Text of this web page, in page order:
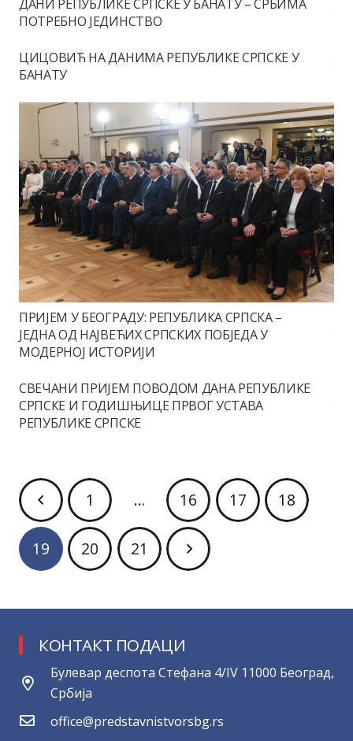
ДАНИ РЕПУБЛИКЕ СРПСКЕ У БАНАТУ – СРБИМА
ПОТРЕБНО ЈЕДИНСТВО
ЦИЦОВИЋ НА ДАНИМА РЕПУБЛИКЕ СРПСКЕ У
БАНАТУ
ПРИЈЕМ У БЕОГРАДУ: РЕПУБЛИКА СРПСКА –
ЈЕДНА ОД НАЈВЕЋИХ СРПСКИХ ПОБЈЕДА У
МОДЕРНОЈ ИСТОРИЈИ
СВЕЧАНИ ПРИЈЕМ ПОВОДОМ ДАНА РЕПУБЛИКЕ
СРПСКЕ И ГОДИШЊИЦЕ ПРВОГ УСТАВА
РЕПУБЛИКЕ СРПСКЕ
1 … 16 17 18
19 20 21
КОНТАКТ ПОДАЦИ
Булевар деспота Стефана 4/IV 11000 Београд,
Србија
office@predstavnistvorsbg.rs